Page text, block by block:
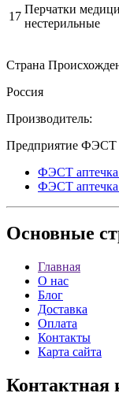
17
Перчатки
нестерильные
Страна
Россия
Производитель:
Предприятие ФЭСТ
ФЭСТ аптечка
ФЭСТ аптечка
Основные
Главная
О нас
Блог
Доставка
Оплата
Контакты
Карта сайта
Контактная